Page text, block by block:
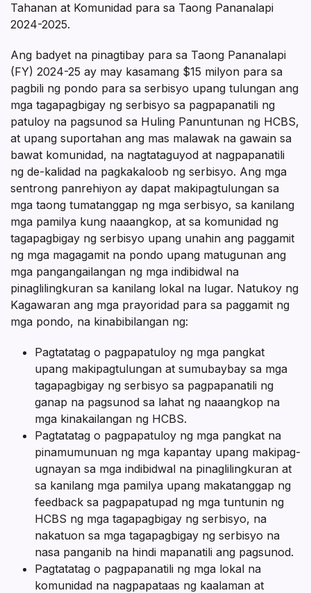
Tahanan at Komunidad para sa Taong Pananalapi
2024-2025.
Ang badyet na pinagtibay para sa Taong Pananalapi
(FY) 2024-25 ay may kasamang $15 milyon para sa
pagbili ng pondo para sa serbisyo upang tulungan ang
mga tagapagbigay ng serbisyo sa pagpapanatili ng
patuloy na pagsunod sa Huling Panuntunan ng HCBS,
at upang suportahan ang mas malawak na gawain sa
bawat komunidad, na nagtataguyod at nagpapanatili
ng de-kalidad na pagkakaloob ng serbisyo. Ang mga
sentrong panrehiyon ay dapat makipagtulungan sa
mga taong tumatanggap ng mga serbisyo, sa kanilang
mga pamilya kung naaangkop, at sa komunidad ng
tagapagbigay ng serbisyo upang unahin ang paggamit
ng mga magagamit na pondo upang matugunan ang
mga pangangailangan ng mga indibidwal na
pinaglilingkuran sa kanilang lokal na lugar. Natukoy ng
Kagawaran ang mga prayoridad para sa paggamit ng
mga pondo, na kinabibilangan ng:
Pagtatatag o pagpapatuloy ng mga pangkat
upang makipagtulungan at sumubaybay sa mga
tagapagbigay ng serbisyo sa pagpapanatili ng
ganap na pagsunod sa lahat ng naaangkop na
mga kinakailangan ng HCBS.
Pagtatatag o pagpapatuloy ng mga pangkat na
pinamumunuan ng mga kapantay upang makipag-
ugnayan sa mga indibidwal na pinaglilingkuran at
sa kanilang mga pamilya upang makatanggap ng
feedback sa pagpapatupad ng mga tuntunin ng
HCBS ng mga tagapagbigay ng serbisyo, na
nakatuon sa mga tagapagbigay ng serbisyo na
nasa panganib na hindi mapanatili ang pagsunod.
Pagtatatag o pagpapanatili ng mga lokal na
komunidad na nagpapataas ng kaalaman at